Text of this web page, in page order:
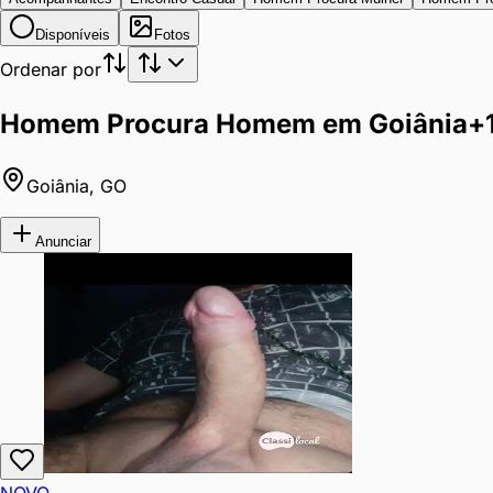
Disponíveis Fotos
Ordenar por
Homem Procura Homem em Goiânia
Goiânia, GO
Anunciar